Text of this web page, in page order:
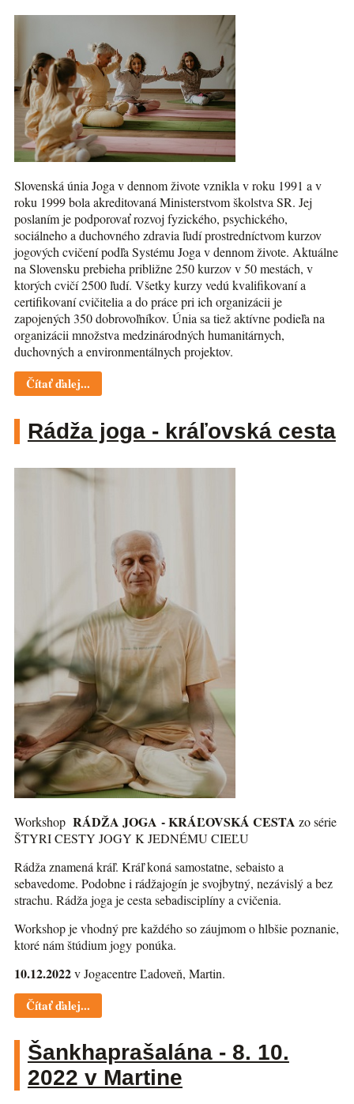
Slovenská únia Joga v dennom živote vznikla v roku 1991 a v
roku 1999 bola akreditovaná Ministerstvom školstva SR. Jej
poslaním je podporovať rozvoj fyzického, psychického,
sociálneho a duchovného zdravia ľudí prostredníctvom kurzov
jogových cvičení podľa Systému Joga v dennom živote. Aktuálne
na Slovensku prebieha približne 250 kurzov v 50 mestách, v
ktorých cvičí 2500 ľudí. Všetky kurzy vedú kvalifikovaní a
certifikovaní cvičitelia a do práce pri ich organizácii je
zapojených 350 dobrovoľníkov. Únia sa tiež aktívne podieľa na
organizácii množstva medzinárodných humanitárnych,
duchovných a environmentálnych projektov.
Čítať ďalej...
Rádža joga - kráľovská cesta
Workshop RÁDŽA JOGA - KRÁĽOVSKÁ CESTA zo série
ŠTYRI CESTY JOGY K JEDNÉMU CIEĽU
Rádža znamená kráľ. Kráľ koná samostatne, sebaisto a
sebavedome. Podobne i rádžajogín je svojbytný, nezávislý a bez
strachu. Rádža joga je cesta sebadisciplíny a cvičenia.
Workshop je vhodný pre každého so záujmom o hlbšie poznanie,
ktoré nám štúdium jogy ponúka.
10.12.2022v Jogacentre Ľadoveň, Martin.
Čítať ďalej...
Šankhaprašalána - 8. 10.
2022 v Martine